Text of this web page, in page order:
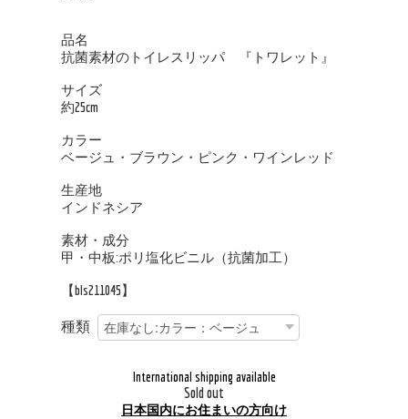
品名
抗菌素材のトイレスリッパ 『トワレット』
サイズ
約25cm
カラー
ベージュ・ブラウン・ピンク・ワインレッド
生産地
インドネシア
素材・成分
甲・中板:ポリ塩化ビニル（抗菌加工）
【bls211045】
種類
International shipping available
Sold out
日本国内にお住まいの方向け